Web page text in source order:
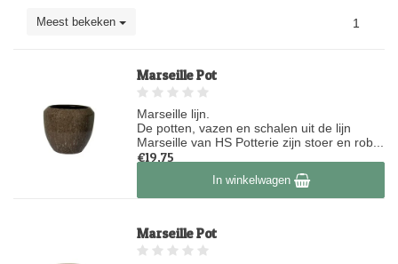
Meest bekeken 1
Marseille Pot
Marseille lijn.
De potten, vazen en schalen uit de lijn
Marseille van HS Potterie zijn stoer en rob...
€19,75
Op voorraadIn winkelwagen
Marseille Pot